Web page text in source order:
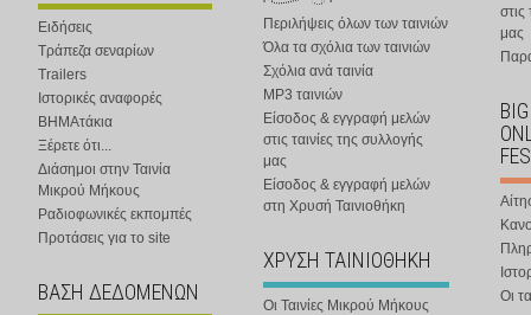
Ειδήσεις
Τράπεζα σεναρίων
Trailers
Ιστορικές αναφορές
ΒΗΜΑτάκια
Ξέρετε ότι...
Διάσημοι στην Ταινία
Μικρού Μήκους
Ραδιοφωνικές εκπομπές
Προτάσεις για το site
ΒΑΣΗ ΔΕΔΟΜΕΝΩΝ
Περιλήψεις όλων των ταινιών
Όλα τα σχόλια των ταινιών
Σχόλια ανά ταινία
MP3 ταινιών
Είσοδος & εγγραφή μελών
στις ταινίες της συλλογής
μας
Είσοδος & εγγραφή μελών
στη Χρυσή Ταινιοθήκη
ΧΡΥΣΗ ΤΑΙΝΙΟΘΗΚΗ
Οι Ταινίες Μικρού Μήκους
στις
μας
Οι